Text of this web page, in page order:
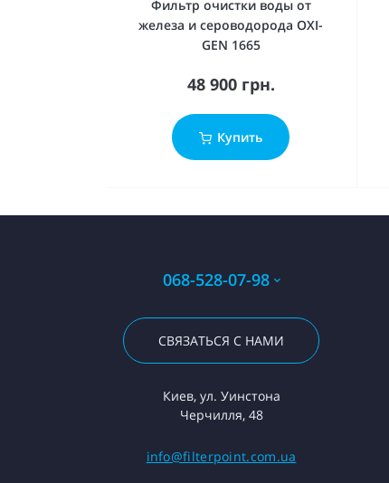
Фильтр очистки воды от
железа и сероводорода OXI-
GEN 1665
48 900 грн.
Купить
068-528-07-98
СВЯЗАТЬСЯ С НАМИ
Киев, ул. Уинстона
Черчилля, 48
info@filterpoint.com.ua